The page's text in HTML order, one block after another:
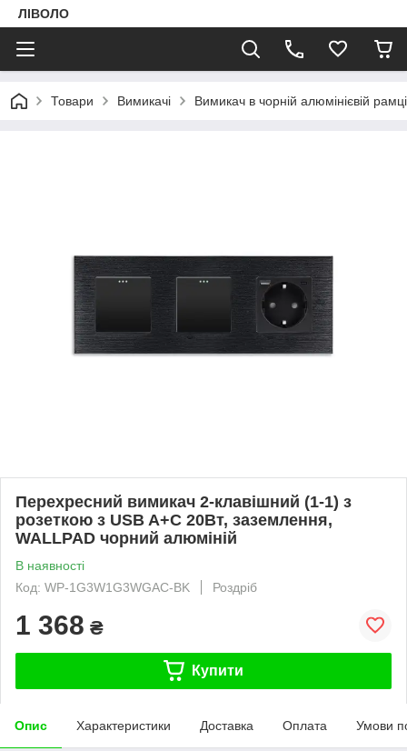
ЛІВОЛО
Товари Вимикачі Вимикач в чорній алюмінієвій
Перехресний вимикач 2-клавішний (1-1) з
розеткою з USB A+C 20Вт, заземлення,
WALLPAD чорний алюміній
В наявності
Код: WP-1G3W1G3WGAC-BK
Роздріб
1 368 ₴
Купити
Опис Характеристики Доставка Оплата Умови